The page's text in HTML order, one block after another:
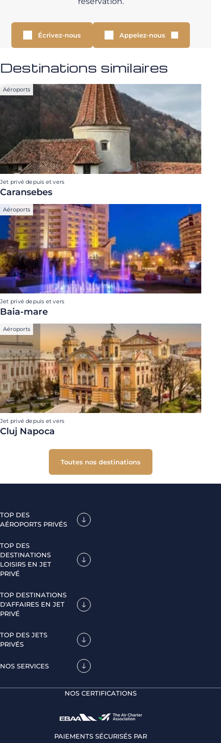
Écrivez-nous Appelez-nous
Destinations similaires
Aéroports
Jet privé depuis et vers
Caransebes
Aéroports
Jet privé depuis et vers
Baia-mare
Aéroports
Jet privé depuis et vers
Cluj Napoca
Toutes nos destinations
TOP DES
AÉROPORTS PRIVÉS
TOP DES
DESTINATIONS
LOISIRS EN JET
PRIVÉ
TOP DESTINATIONS
D'AFFAIRES EN JET
PRIVÉ
TOP DES JETS
PRIVÉS
NOS SERVICES
NOS CERTIFICATIONS
PAIEMENTS SÉCURISÉS PAR